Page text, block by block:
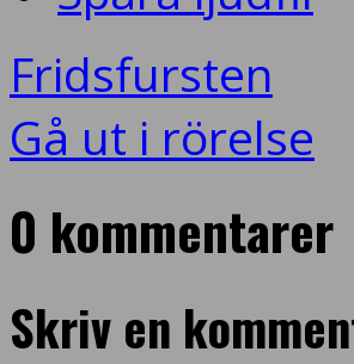
Fridsfursten
Gå ut i rörelse
0 kommentarer
Skriv en